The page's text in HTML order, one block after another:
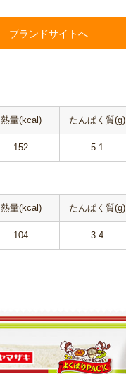
ブランドサイトへ
熱量(kcal)
152
たんぱく質(g)
5.1
熱量(kcal)
104
たんぱく質(g)
3.4